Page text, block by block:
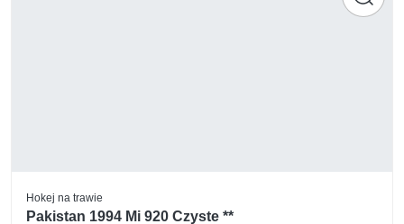
Hokej na trawie
Pakistan 1994 Mi 920 Czyste **